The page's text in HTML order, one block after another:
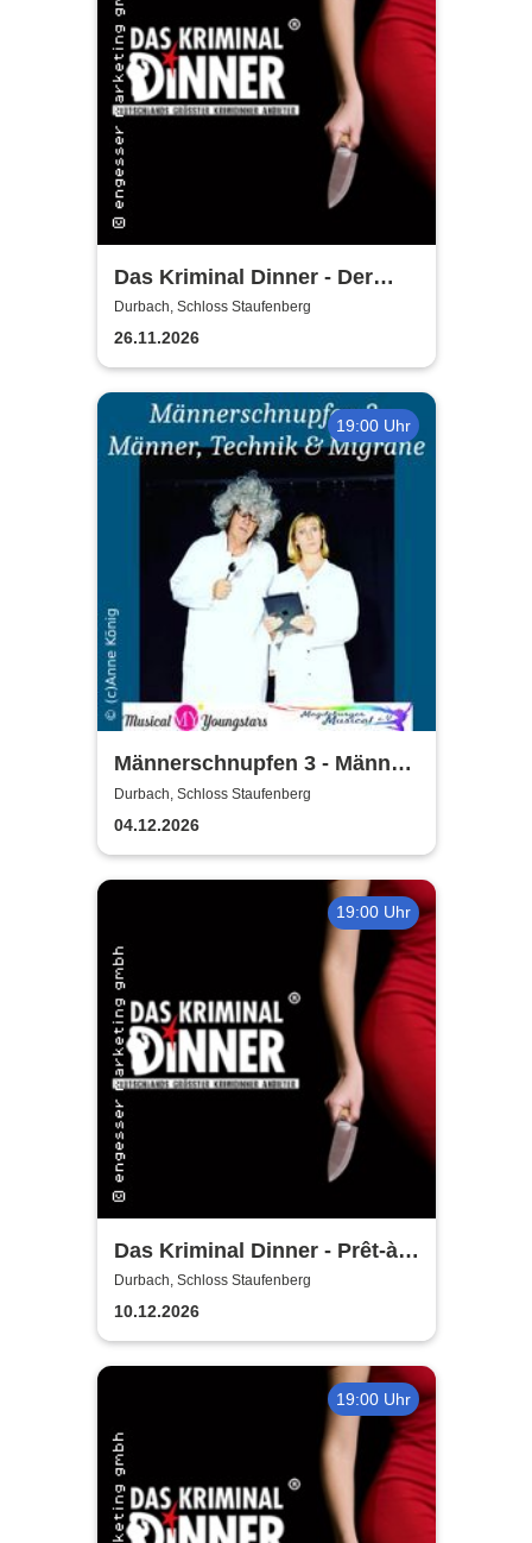
Das Kriminal Dinner - Der
letzte Joint der Marie Juana
Durbach, Schloss Staufenberg
26.11.2026
19:00 Uhr
Männerschnupfen 3 - Männer,
Technik, Migräne & KI
Durbach, Schloss Staufenberg
04.12.2026
19:00 Uhr
Das Kriminal Dinner - Prêt-à-
morter - Der letzte Schrei
Durbach, Schloss Staufenberg
10.12.2026
19:00 Uhr